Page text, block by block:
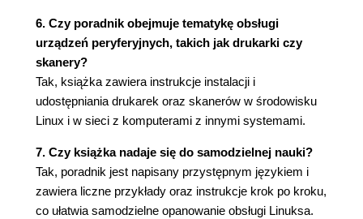
bezpośrednim połączeniu dwóch komputerów
(123)
Lokalna sieć komputerowa - adresowanie ręczne
(124)
Dostęp do zasobów sieciowych za pomocą
Samby (129)
Udostępnianie w sieci zasobów komputera
pracującego pod systemem Kubuntu (131)
Realizacja procedury udostępnienia (133)
Połączenie komputerów o różnych systemach
6. Czy poradnik obejmuje tematykę obsługi
urządzeń peryferyjnych, takich jak drukarki czy
skanery?
Tak, książka zawiera instrukcje instalacji i
udostępniania drukarek oraz skanerów w środowisku
Linux i w sieci z komputerami z innymi systemami.
7. Czy książka nadaje się do samodzielnej nauki?
Tak, poradnik jest napisany przystępnym językiem i
zawiera liczne przykłady oraz instrukcje krok po kroku,
co ułatwia samodzielne opanowanie obsługi Linuksa.